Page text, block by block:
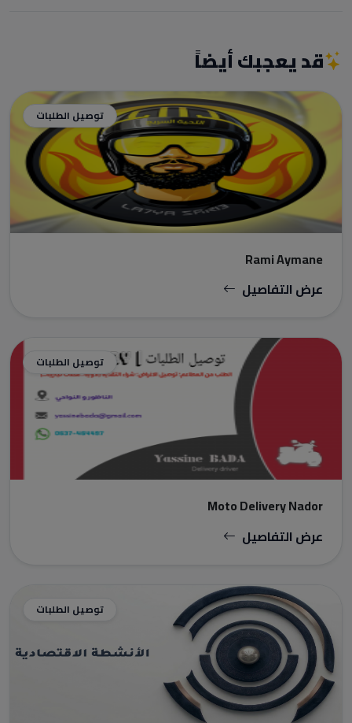
قد يعجبك أيضاً
توصيل الطلبات
Rami Aymane
عرض التفاصيل
توصيل الطلبات
Moto Delivery Nador
عرض التفاصيل
توصيل الطلبات